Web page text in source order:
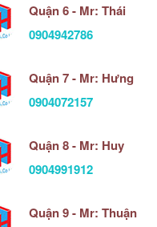
Quận 6 - Mr: Thái
0904942786
Quận 7 - Mr: Hưng
0904072157
Quận 8 - Mr: Huy
0904991912
Quận 9 - Mr: Thuận